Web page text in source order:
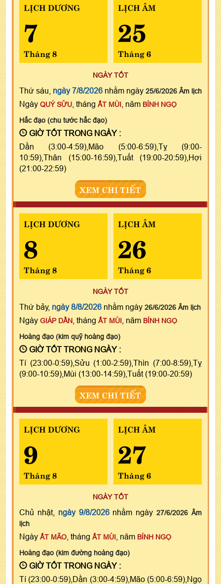
LỊCH DƯƠNG
7
Tháng 8
LỊCH ÂM
25
Tháng 6
NGÀY TỐT
Thứ sáu, ngày 7/8/2026 nhằm ngày 25/6/2026 Âm lịch
Ngày QUÝ SỬU , tháng ẤT MÙI , năm BÍNH NGỌ
Hắc đạo (chu tước hắc đạo)
GIỜ TỐT TRONG NGÀY :
Dần (3:00-4:59),Mão (5:00-6:59),Tỵ (9:00-
10:59),Thân (15:00-16:59),Tuất (19:00-20:59),Hợi
(21:00-22:59)
XEM CHI TIẾT
LỊCH DƯƠNG
8
Tháng 8
LỊCH ÂM
26
Tháng 6
NGÀY TỐT
Thứ bảy, ngày 8/8/2026 nhằm ngày 26/6/2026 Âm lịch
Ngày GIÁP DẦN , tháng ẤT MÙI , năm BÍNH NGỌ
Hoàng đạo (kim quỹ hoàng đạo)
GIỜ TỐT TRONG NGÀY :
Tí (23:00-0:59),Sửu (1:00-2:59),Thìn (7:00-8:59),Tỵ
(9:00-10:59),Mùi (13:00-14:59),Tuất (19:00-20:59)
XEM CHI TIẾT
LỊCH DƯƠNG
9
Tháng 8
LỊCH ÂM
27
Tháng 6
NGÀY TỐT
Chủ nhật, ngày 9/8/2026nhằm ngày27/6/2026 Âm
lịch
Ngày ẤT MÃO , tháng ẤT MÙI , năm BÍNH NGỌ
Hoàng đạo (kim đường hoàng đạo)
GIỜ TỐT TRONG NGÀY :
Tí (23:00-0:59),Dần (3:00-4:59),Mão (5:00-6:59),Ngọ